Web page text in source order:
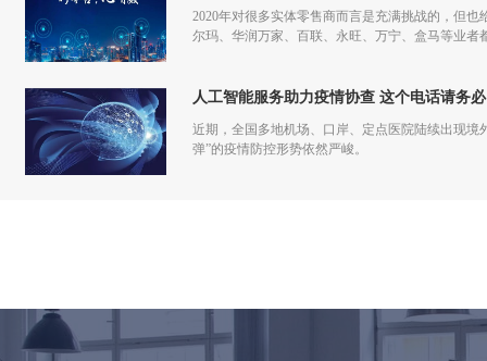
2020年对很多实体零售商而言是充满挑战的，但
尔玛、华润万家、百联、永旺、万宁、盒马等业
人工智能服务助力疫情协查 这个电话请务
近期，全国多地机场、口岸、定点医院陆续出现
弹”的疫情防控形势依然严峻。